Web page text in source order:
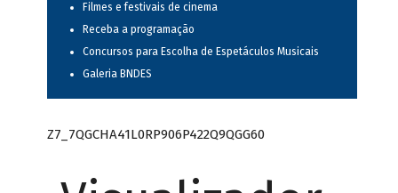
Filmes e festivais de cinema
Receba a programação
Concursos para Escolha de Espetáculos Musicais
Galeria BNDES
Z7_7QGCHA41L0RP906P422Q9QGG60